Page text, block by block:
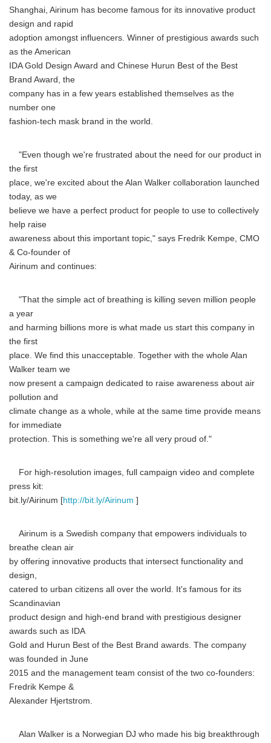
Shanghai, Airinum has become famous for its innovative product
design and rapid
adoption amongst influencers. Winner of prestigious awards such
as the American
IDA Gold Design Award and Chinese Hurun Best of the Best
Brand Award, the
company has in a few years established themselves as the
number one
fashion-tech mask brand in the world.
"Even though we're frustrated about the need for our product in
the first
place, we're excited about the Alan Walker collaboration launched
today, as we
believe we have a perfect product for people to use to collectively
help raise
awareness about this important topic," says Fredrik Kempe, CMO
& Co-founder of
Airinum and continues:
"That the simple act of breathing is killing seven million people
a year
and harming billions more is what made us start this company in
the first
place. We find this unacceptable. Together with the whole Alan
Walker team we
now present a campaign dedicated to raise awareness about air
pollution and
climate change as a whole, while at the same time provide means
for immediate
protection. This is something we're all very proud of."
For high-resolution images, full campaign video and complete
press kit:
bit.ly/Airinum [http://bit.ly/Airinum ]
Airinum is a Swedish company that empowers individuals to
breathe clean air
by offering innovative products that intersect functionality and
design,
catered to urban citizens all over the world. It's famous for its
Scandinavian
product design and high-end brand with prestigious designer
awards such as IDA
Gold and Hurun Best of the Best Brand awards. The company
was founded in June
2015 and the management team consist of the two co-founders:
Fredrik Kempe &
Alexander Hjertstrom.
Alan Walker is a Norwegian DJ who made his big breakthrough